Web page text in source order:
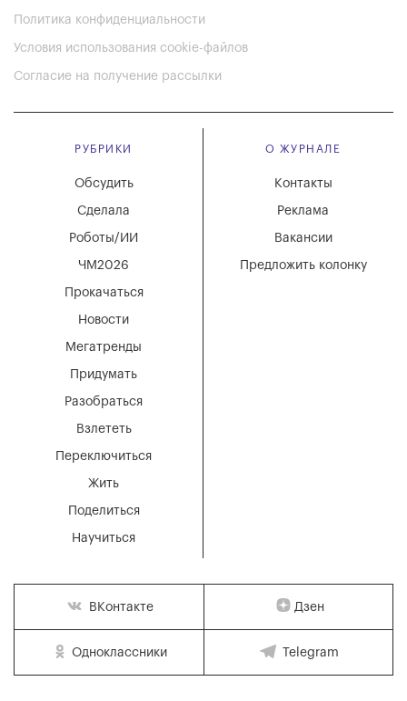
Политика конфиденциальности
Условия использования cookie-файлов
Согласие на получение рассылки
РУБРИКИ
Мегатренды
Придумать
Разобраться
Взлететь
Новости
Переключиться
Жить
Поделиться
Научиться
Обсудить
Сделала
Роботы/ИИ
ЧМ2026
Прокачаться
О ЖУРНАЛЕ
Вакансии
Реклама
Контакты
Предложить колонку
ВКонтакте Дзен
Одноклассники Telegram